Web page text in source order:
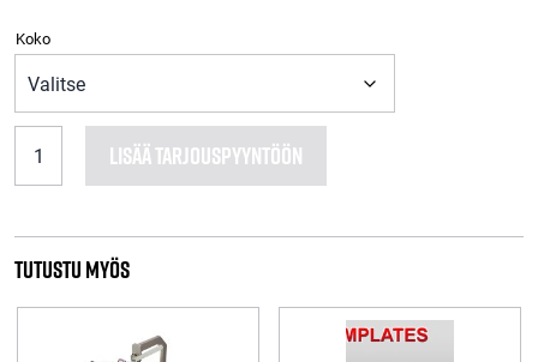
Koko
niitti
luistimiin
LISÄÄ TARJOUSPYYNTÖÖN
Tutustu myös